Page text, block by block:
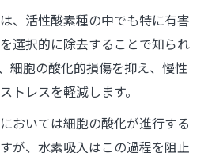
ヶ月継続した体験談と効果
れる体調変化と感じ方のポイ
効果の根拠とエビデンス紹
水素吸入の変化と注意点
、活性酸素種の中でも特に有害
選択的に除去することで知られ
細胞の酸化的損傷を抑え、慢性
トレスを軽減します。
おいては細胞の酸化が進行する
が、水素吸入はこの過程を阻止